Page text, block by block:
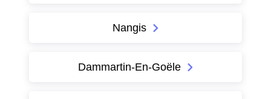
Nangis
Dammartin-En-Goële